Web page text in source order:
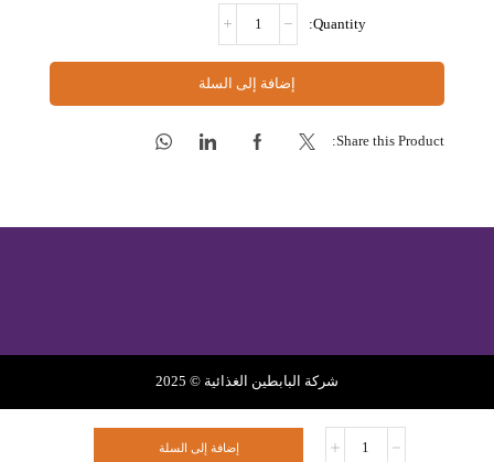
كمية
شوكولاتة
كوفرتير
أسود
أقراص
58%
إضافة إلى السلة
Share this Product:
شركة البابطين الغذائية © 2025
شوكولاتة
إضافة إلى السلة